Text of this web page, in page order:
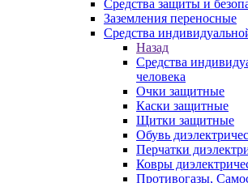
Средства защиты и
Заземления переносные
Средства
Назад
Средства
человека
Очки защитные
Каски защитные
Щитки защитные
Обувь
Перчатки
Ковры
Противогазы,